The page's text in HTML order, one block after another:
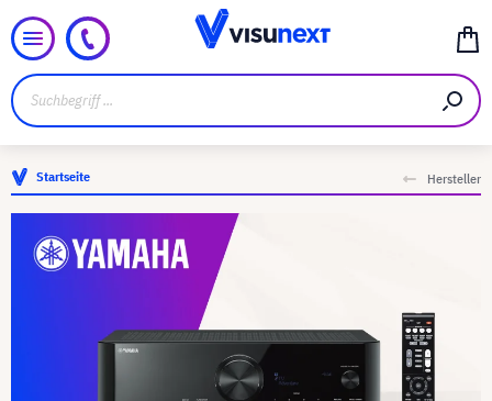
Startseite Hersteller